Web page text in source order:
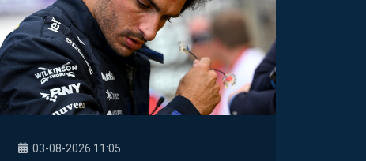
03-08-2026 11:05